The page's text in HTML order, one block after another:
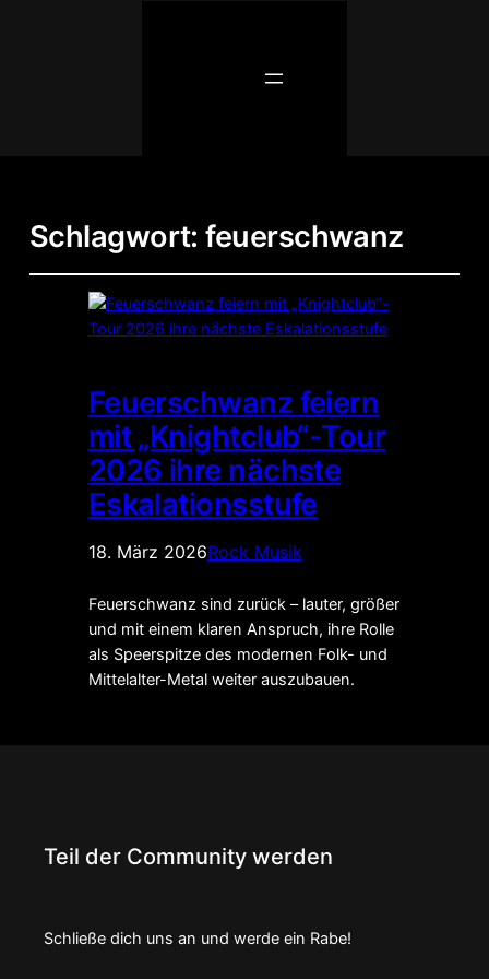
Schlagwort:feuerschwanz
Feuerschwanz feiern
mit „Knightclub“-Tour
2026 ihre nächste
Eskalationsstufe
18. März 2026Rock Musik
Feuerschwanz sind zurück – lauter, größer
und mit einem klaren Anspruch, ihre Rolle
als Speerspitze des modernen Folk- und
Mittelalter-Metal weiter auszubauen.
Teil der Community werden
Schließe dich uns an und werde ein Rabe!